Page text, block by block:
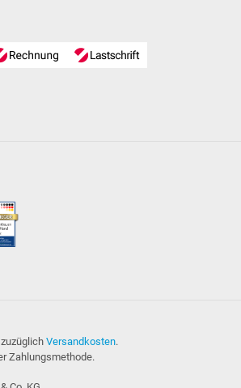
Versandkosten.
Zahlungsmethode.